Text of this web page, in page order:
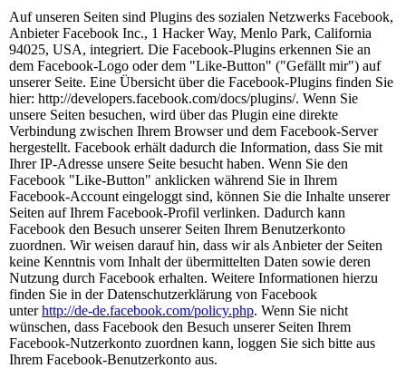
Auf unseren Seiten sind Plugins des sozialen Netzwerks Facebook,
Anbieter Facebook Inc., 1 Hacker Way, Menlo Park, California
94025, USA, integriert. Die Facebook-Plugins erkennen Sie an
dem Facebook-Logo oder dem "Like-Button" ("Gefällt mir") auf
unserer Seite. Eine Übersicht über die Facebook-Plugins finden Sie
hier: http://developers.facebook.com/docs/plugins/. Wenn Sie
unsere Seiten besuchen, wird über das Plugin eine direkte
Verbindung zwischen Ihrem Browser und dem Facebook-Server
hergestellt. Facebook erhält dadurch die Information, dass Sie mit
Ihrer IP-Adresse unsere Seite besucht haben. Wenn Sie den
Facebook "Like-Button" anklicken während Sie in Ihrem
Facebook-Account eingeloggt sind, können Sie die Inhalte unserer
Seiten auf Ihrem Facebook-Profil verlinken. Dadurch kann
Facebook den Besuch unserer Seiten Ihrem Benutzerkonto
zuordnen. Wir weisen darauf hin, dass wir als Anbieter der Seiten
keine Kenntnis vom Inhalt der übermittelten Daten sowie deren
Nutzung durch Facebook erhalten. Weitere Informationen hierzu
finden Sie in der Datenschutzerklärung von Facebook
unterhttp://de-de.facebook.com/policy.php. Wenn Sie nicht
wünschen, dass Facebook den Besuch unserer Seiten Ihrem
Facebook-Nutzerkonto zuordnen kann, loggen Sie sich bitte aus
Ihrem Facebook-Benutzerkonto aus.